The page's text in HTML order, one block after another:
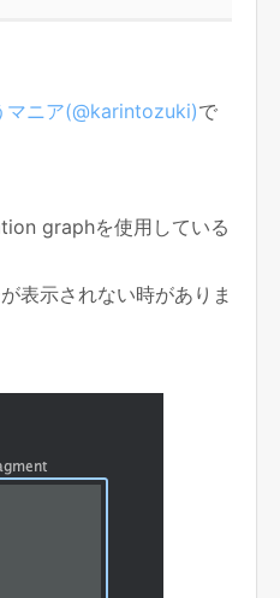
マニア(@karintozuki)で
graphを使用している
表示されない時がありま